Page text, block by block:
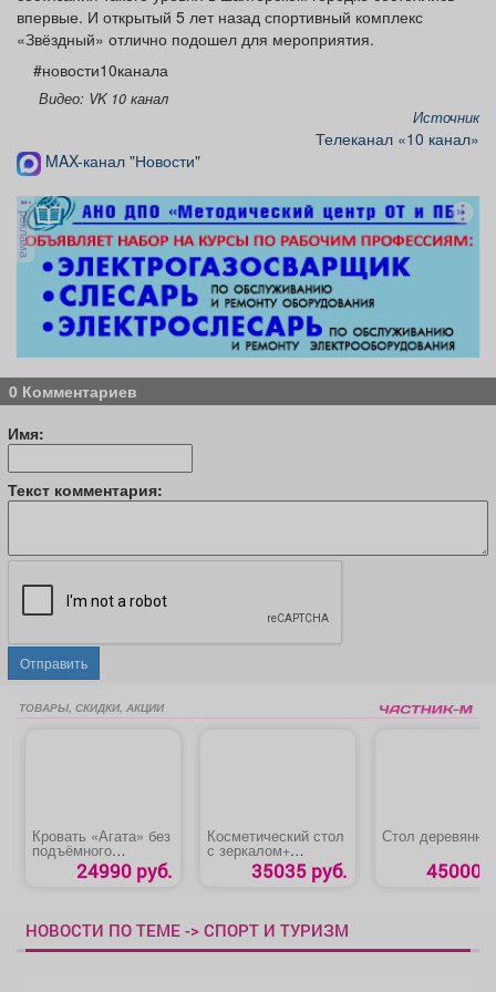
впервые. И открытый 5 лет назад спортивный комплекс
«Звёздный» отлично подошел для мероприятия.
#новости10канала
Видео: VK 10 канал
Источник
Телеканал «10 канал»
MAX-канал "Новости"
реклама
0 Комментариев
Имя:
Текст комментария:
Отправить
ТОВАРЫ, СКИДКИ, АКЦИИ
Кровать «Агата» без
подъёмного
механизма24990 руб.
Косметический стол
с зеркалом+
подсветка
«ДОЛЬЧЕ»35035 руб.
Стол
45000
НОВОСТИ ПО ТЕМЕ -> СПОРТ И ТУРИЗМ